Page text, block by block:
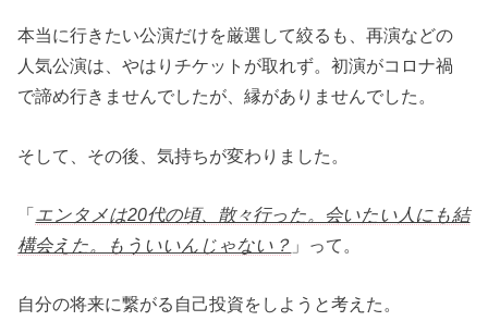
本当に行きたい公演だけを厳選して絞るも、再演などの
人気公演は、やはりチケットが取れず。初演がコロナ禍
で諦め行きませんでしたが、縁がありませんでした。
そして、その後、気持ちが変わりました。
「エンタメは20代の頃、散々行った。会いたい人にも結
構会えた。もういいんじゃない？ 」って。
自分の将来に繋がる自己投資をしようと考えた。